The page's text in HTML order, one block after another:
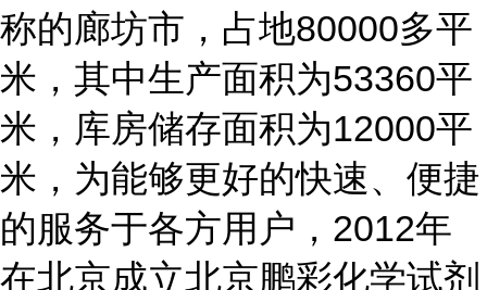
称的廊坊市，占地80000多平
米，其中生产面积为53360平
米，库房储存面积为12000平
米，为能够更好的快速、便捷
的服务于各方用户，2012年
在北京成立北京鹏彩化学试剂